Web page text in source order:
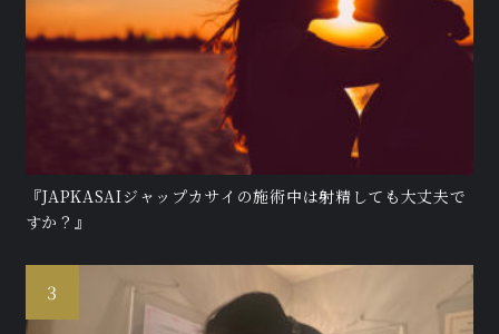
『JAPKASAIジャップカサイの施術中は射精しても大丈夫で
すか？』